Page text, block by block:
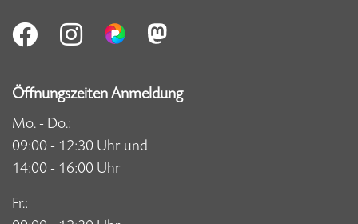
Öffnungszeiten Anmeldung
Mo. - Do.:
09:00 - 12:30 Uhr und
14:00 - 16:00 Uhr
Fr.: